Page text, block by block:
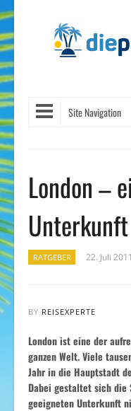
Site Navigation
London –
Unterkunft
RATGEBER 22. Juli
BY REISEXPERTE
London ist eine der
ganzen Welt. Viele
Jahr in die Hauptstadt
Dabei gestaltet sich die
geeigneten Unterkunft